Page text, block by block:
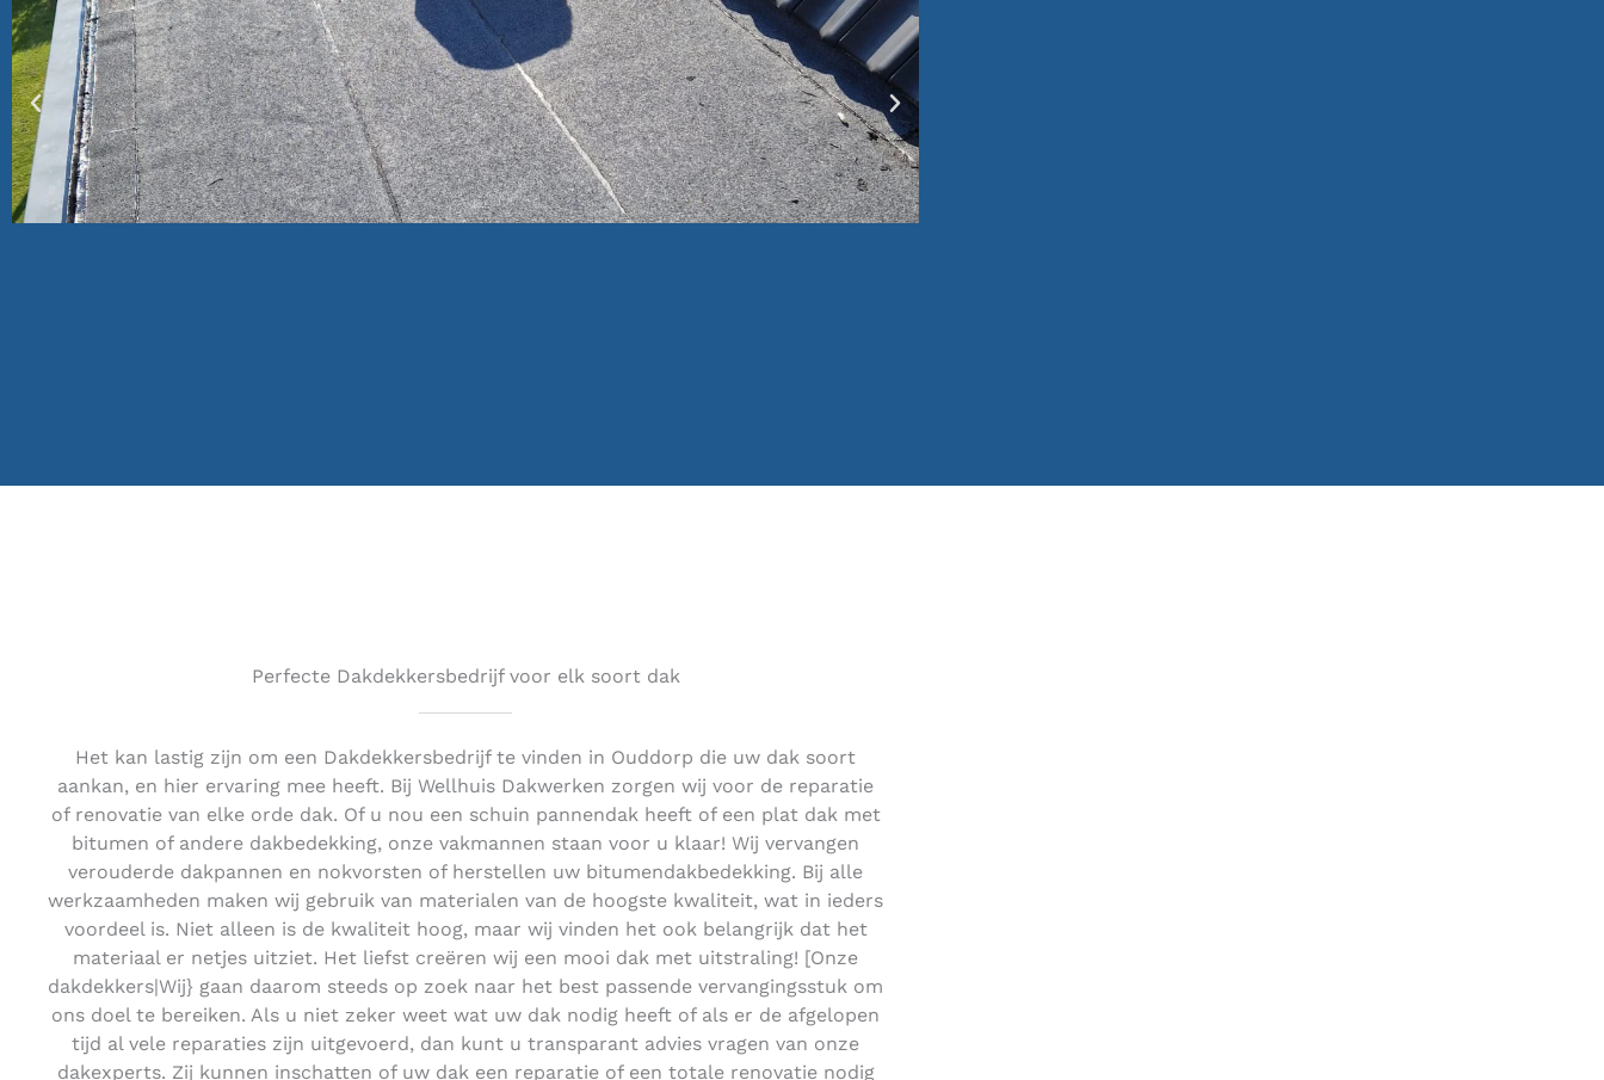
Perfecte Dakdekkersbedrijf voor elk soort dak
Het kan lastig zijn om een Dakdekkersbedrijf te vinden in Ouddorp die uw dak soort
aankan, en hier ervaring mee heeft. Bij Wellhuis Dakwerken zorgen wij voor de reparatie
of renovatie van elke orde dak. Of u nou een schuin pannendak heeft of een plat dak met
bitumen of andere dakbedekking, onze vakmannen staan voor u klaar! Wij vervangen
verouderde dakpannen en nokvorsten of herstellen uw bitumendakbedekking. Bij alle
werkzaamheden maken wij gebruik van materialen van de hoogste kwaliteit, wat in ieders
voordeel is. Niet alleen is de kwaliteit hoog, maar wij vinden het ook belangrijk dat het
materiaal er netjes uitziet. Het liefst creëren wij een mooi dak met uitstraling! [Onze
dakdekkers|Wij} gaan daarom steeds op zoek naar het best passende vervangingsstuk om
ons doel te bereiken. Als u niet zeker weet wat uw dak nodig heeft of als er de afgelopen
tijd al vele reparaties zijn uitgevoerd, dan kunt u transparant advies vragen van onze
dakexperts. Zij kunnen inschatten of uw dak een reparatie of een totale renovatie nodig